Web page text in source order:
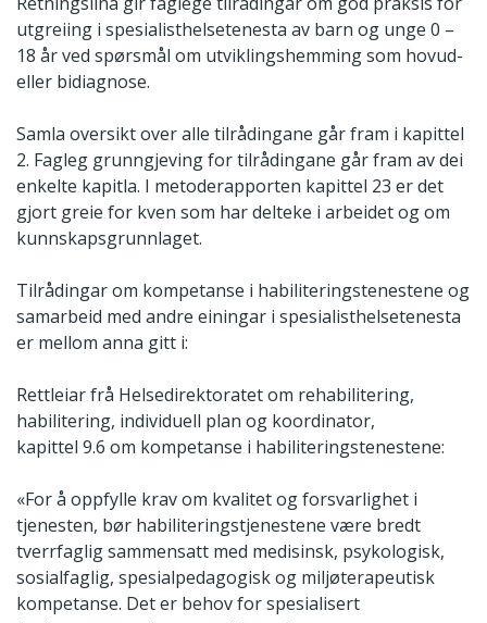
utgreiing i spesialisthelsetenesta av barn og unge 0 –
18 år ved spørsmål om utviklingshemming som hovud-
eller bidiagnose.
Samla oversikt over alle tilrådingane går fram i kapittel
2. Fagleg grunngjeving for tilrådingane går fram av dei
enkelte kapitla. I metoderapporten kapittel 23 er det
gjort greie for kven som har delteke i arbeidet og om
kunnskapsgrunnlaget.
Tilrådingar om kompetanse i habiliteringstenestene og
samarbeid med andre einingar i spesialisthelsetenesta
er mellom anna gitt i:
Rettleiar frå Helsedirektoratet om rehabilitering,
habilitering, individuell plan og koordinator,
kapittel 9.6 om kompetanse i habiliteringstenestene:
«For å oppfylle krav om kvalitet og forsvarlighet i
tjenesten, bør habiliteringstjenestene være bredt
tverrfaglig sammensatt med medisinsk, psykologisk,
sosialfaglig, spesialpedagogisk og miljøterapeutisk
kompetanse. Det er behov for spesialisert